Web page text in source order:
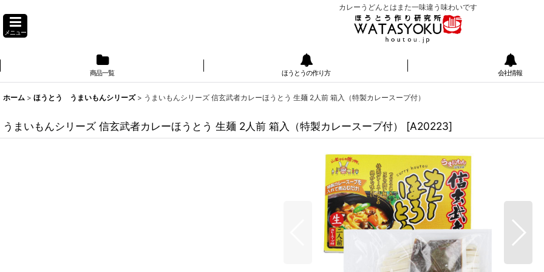
カレーうどんとはまた一味違う味わいです
メニュー
商品一覧 ほうとうの作り方 会社情報
ホーム > ほうとう うまいもんシリーズ > うまいもんシリーズ 信玄武者カレーほうとう 生麺 2人前 箱入（特製カレースープ付）
うまいもんシリーズ 信玄武者カレーほうとう 生麺 2人前 箱入（特製カレースープ付） [A20223]